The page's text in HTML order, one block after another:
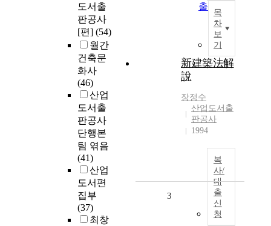
도서출
판공사
[편] (54)
월간
건축문
화사
(46)
산업
도서출
판공사
단행본
팀 엮음
(41)
산업
도서편
집부
(37)
최창
출력
목
차
보
기
新建築法解
說
장정수
산업도서출
판공사
1994
복
사/
대
출
신
청
3